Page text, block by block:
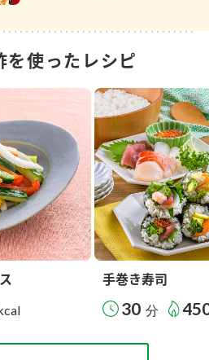
を使ったレシピ
手巻き寿司
30 分